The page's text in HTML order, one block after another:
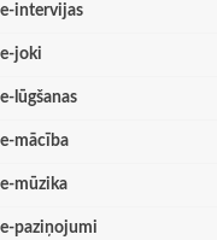
e-intervijas
e-joki
e-lūgšanas
e-mācība
e-mūzika
e-paziņojumi